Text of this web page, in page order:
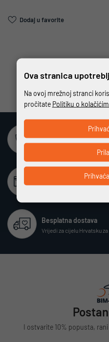
Dodaj u favorite
Potpuno zaštićeno i
Beskamatno plaćanje
Različiti način plaćanja na
Besplatna dostava
Vrijedi za cijelu Hrvatsku
I ostvarite 10% popusta,
Ova stranica
Na ovoj mrežnoj stranci
pročitate Politiku o